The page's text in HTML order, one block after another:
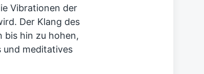
Vibrationen der
Der Klang des
bis hin zu hohen,
und meditatives